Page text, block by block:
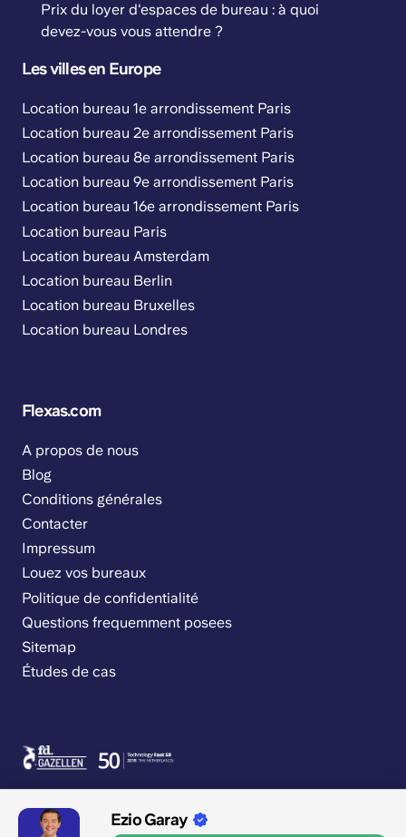
Ezio Garay
Prix du loyer d'espaces de bureau : à quoi
devez-vous vous attendre ?
Les villes en Europe
Location bureau 1e arrondissement Paris
Location bureau 2e arrondissement Paris
Location bureau 8e arrondissement Paris
Location bureau 9e arrondissement Paris
Location bureau 16e arrondissement Paris
Location bureau Paris
Location bureau Amsterdam
Location bureau Berlin
Location bureau Bruxelles
Location bureau Londres
Flexas.com
A propos de nous
Blog
Conditions générales
Contacter
Impressum
Louez vos bureaux
Politique de confidentialité
Questions frequemment posees
Sitemap
Études de cas